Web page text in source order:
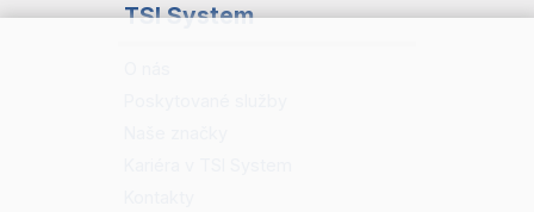
TSI System